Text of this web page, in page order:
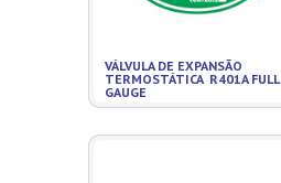
VÁLVULA DE EXPANSÃO
TERMOSTÁTICA R401A FULL
GAUGE